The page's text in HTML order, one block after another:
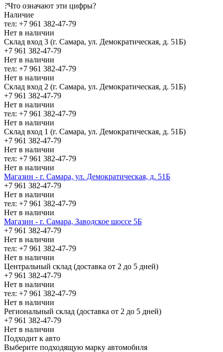
?Что означают эти цифры?
Наличие
тел: +7 961 382-47-79
Нет в наличии
Склад вход 3 (г. Самара, ул. Демократическая, д. 51Б)
+7 961 382-47-79
Нет в наличии
тел: +7 961 382-47-79
Нет в наличии
Склад вход 2 (г. Самара, ул. Демократическая, д. 51Б)
+7 961 382-47-79
Нет в наличии
тел: +7 961 382-47-79
Нет в наличии
Склад вход 1 (г. Самара, ул. Демократическая, д. 51Б)
+7 961 382-47-79
Нет в наличии
тел: +7 961 382-47-79
Нет в наличии
Магазин - г. Самара, ул. Демократическая, д. 51Б
+7 961 382-47-79
Нет в наличии
тел: +7 961 382-47-79
Нет в наличии
Магазин - г. Самара, Заводское шоссе 5Б
+7 961 382-47-79
Нет в наличии
тел: +7 961 382-47-79
Нет в наличии
Центральный склад (доставка от 2 до 5 дней)
+7 961 382-47-79
Нет в наличии
тел: +7 961 382-47-79
Нет в наличии
Региональный склад (доставка от 2 до 5 дней)
+7 961 382-47-79
Нет в наличии
Подходит к авто
Выберите подходящую марку автомобиля